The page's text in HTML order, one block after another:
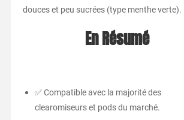
douces et peu sucrées (type menthe verte).
En Résumé
✅ Compatible avec la majorité des
clearomiseurs et pods du marché.